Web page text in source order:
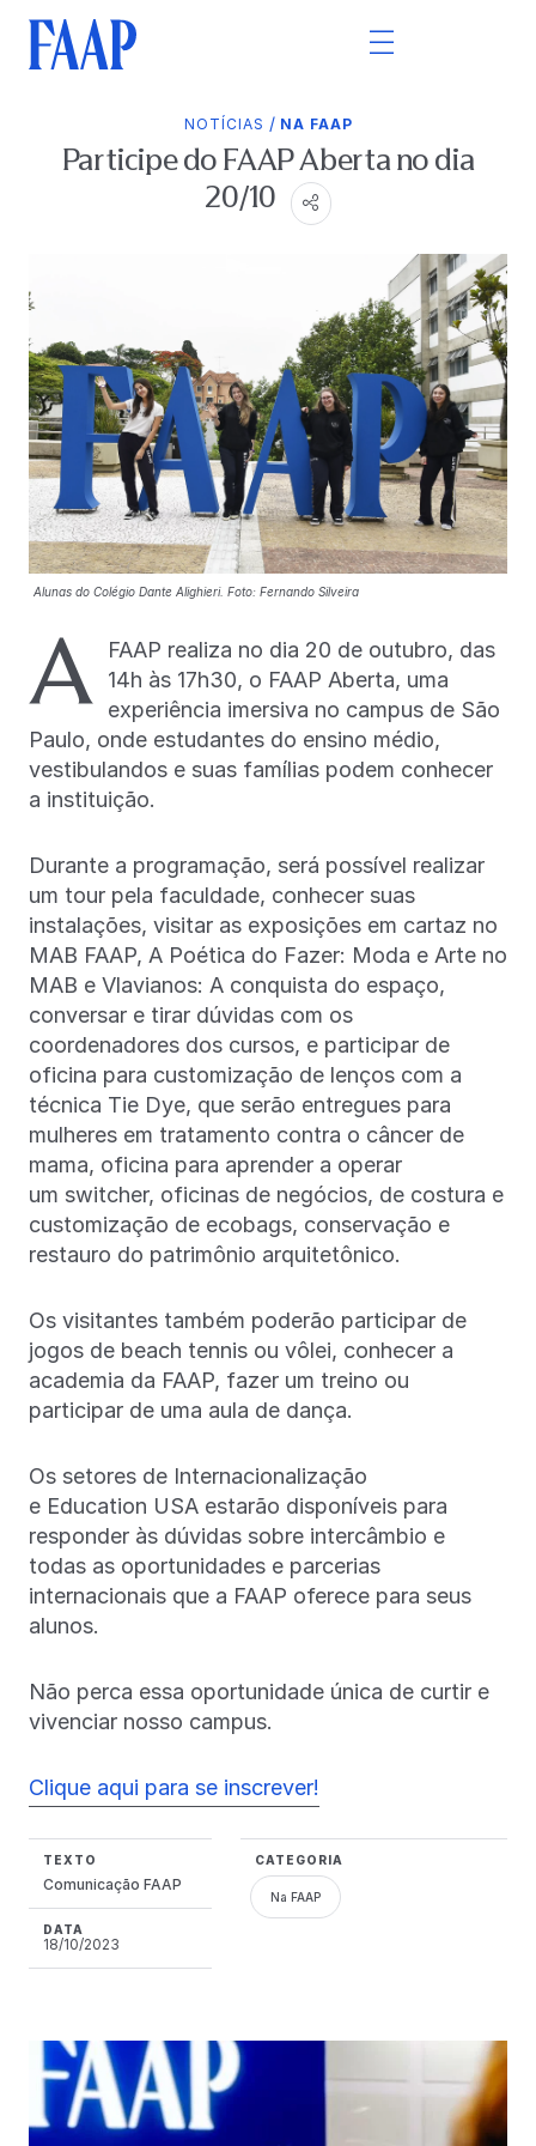
NOTÍCIAS / NA FAAP
Participe do FAAP Aberta no dia
20/10
Alunas do Colégio Dante Alighieri. Foto: Fernando Silveira
A
FAAP realiza no dia 20 de outubro, das
14h às 17h30, o FAAP Aberta, uma
experiência imersiva no campus de São
Paulo, onde estudantes do ensino médio,
vestibulandos e suas famílias podem conhecer
a instituição.
Durante a programação, será possível realizar
um tour pela faculdade, conhecer suas
instalações, visitar as exposições em cartaz no
MAB FAAP, A Poética do Fazer: Moda e Arte no
MAB e Vlavianos: A conquista do espaço,
conversar e tirar dúvidas com os
coordenadores dos cursos, e participar de
oficina para customização de lenços com a
técnica Tie Dye, que serão entregues para
mulheres em tratamento contra o câncer de
mama, oficina para aprender a operar
um switcher, oficinas de negócios, de costura e
customização de ecobags, conservação e
restauro do patrimônio arquitetônico.
Os visitantes também poderão participar de
jogos de beach tennis ou vôlei, conhecer a
academia da FAAP, fazer um treino ou
participar de uma aula de dança.
Os setores de Internacionalização
e Education USA estarão disponíveis para
responder às dúvidas sobre intercâmbio e
todas as oportunidades e parcerias
internacionais que a FAAP oferece para seus
alunos.
Não perca essa oportunidade única de curtir e
vivenciar nosso campus.
Clique aqui para se inscrever!
TEXTO
Comunicação FAAP
DATA
18/10/2023
CATEGORIA
Na FAAP